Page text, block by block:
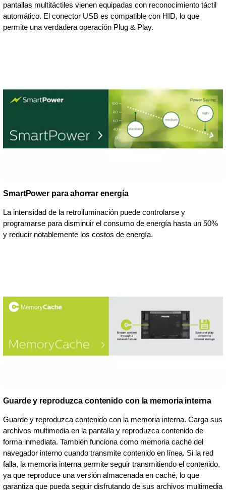
pantallas multitáctiles vienen equipadas con reconocimiento táctil
automático. El conector USB es compatible con HID, lo que
permite una verdadera operación Plug & Play.
SmartPower para ahorrar energía
La intensidad de la retroiluminación puede controlarse y
programarse para disminuir el consumo de energía hasta un 50%
y reducir notablemente los costos de energía.
Guarde y reproduzca contenido con la memoria interna
Guarde y reproduzca contenido con la memoria interna. Carga sus
archivos multimedia en la pantalla y reproduzca contenido de
forma inmediata. También funciona como memoria caché del
navegador interno cuando transmite contenido en línea. Si la red
falla, la memoria interna permite seguir transmitiendo el contenido,
ya que reproduce una versión almacenada en caché, lo que
garantiza que pueda seguir disfrutando de sus archivos multimedia